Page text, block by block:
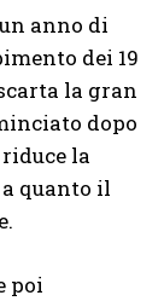
anno di
dei 19
la gran
dopo
la
quanto il
poi